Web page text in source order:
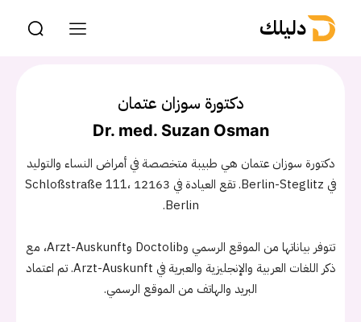
دليلك
دكتورة سوزان عتمان
Dr. med. Suzan Osman
دكتورة سوزان عتمان هي طبيبة متخصصة في أمراض النساء والتوليد
في Berlin-Steglitz. تقع العيادة في Schloßstraße 111، 12163
Berlin.
تتوفر بياناتها من الموقع الرسمي وDoctolib وArzt-Auskunft، مع
ذكر اللغات العربية والإنجليزية والعبرية في Arzt-Auskunft. تم اعتماد
البريد والهاتف من الموقع الرسمي.